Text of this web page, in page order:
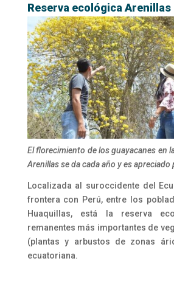
Reserva ecológica Arenillas
El florecimiento de los guayacanes en
Arenillas se da cada año y es
Localizada al suroccidente del
frontera con Perú, entre los
Huaquillas, está la reserva
remanentes más importantes de
(plantas y arbustos de zonas
ecuatoriana.